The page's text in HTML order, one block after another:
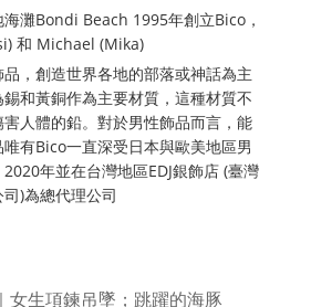
灘Bondi Beach 1995年創立Bico，
和 Michael (Mika)
，創造世界各地的部落或神話為主
和黃銅作為主要材質，這種材質不
人體的鉛。對於男性飾品而言，能
有Bico一直深受日本與歐美地區男
年並在台灣地區EDJ銀飾店 (臺灣
)為總代理公司